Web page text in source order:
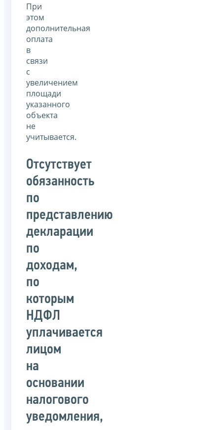
При
этом
дополнительная
оплата
в
связи
с
увеличением
площади
указанного
объекта
не
учитывается.
Отсутствует
обязанность
по
представлению
декларации
по
доходам,
по
которым
НДФЛ
уплачивается
лицом
на
основании
налогового
уведомления,